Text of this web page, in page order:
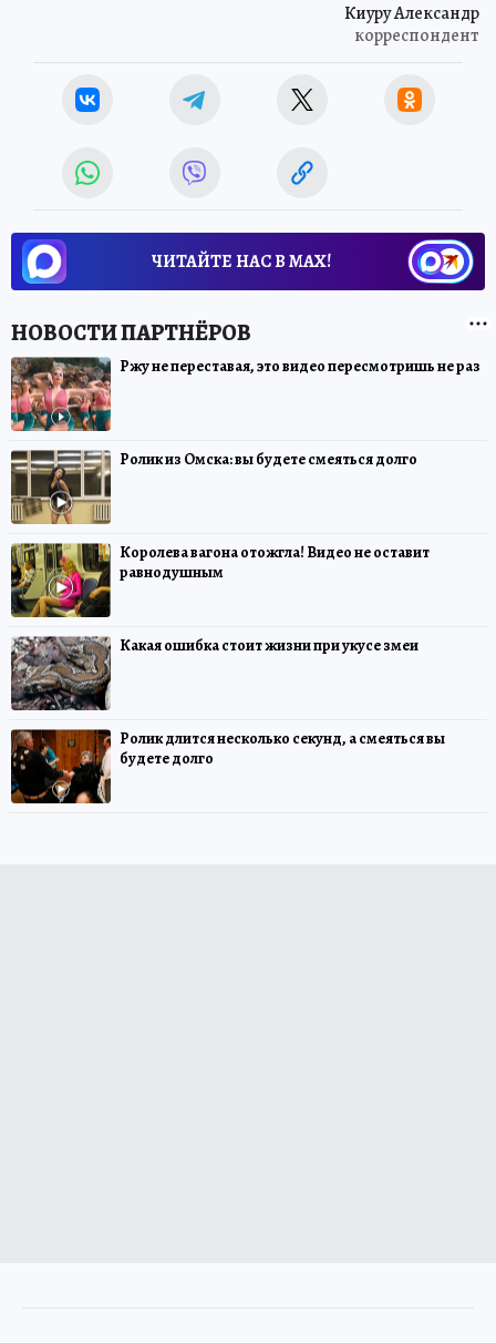
Киуру Александр
корреспондент
ЧИТАЙТЕ НАС В МАХ!
Ржу не переставая, это видео пересмотришь не раз
Ролик из Омска: вы будете смеяться долго
Королева вагона отожгла! Видео не оставит
равнодушным
Какая ошибка стоит жизни при укусе змеи
Ролик длится несколько секунд, а смеяться вы
будете долго